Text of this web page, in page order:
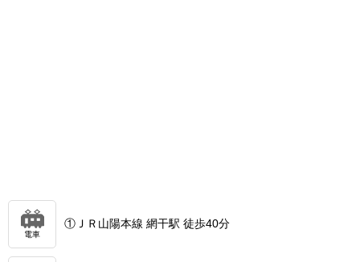
電車
①ＪＲ山陽本線 網干駅 徒歩40分